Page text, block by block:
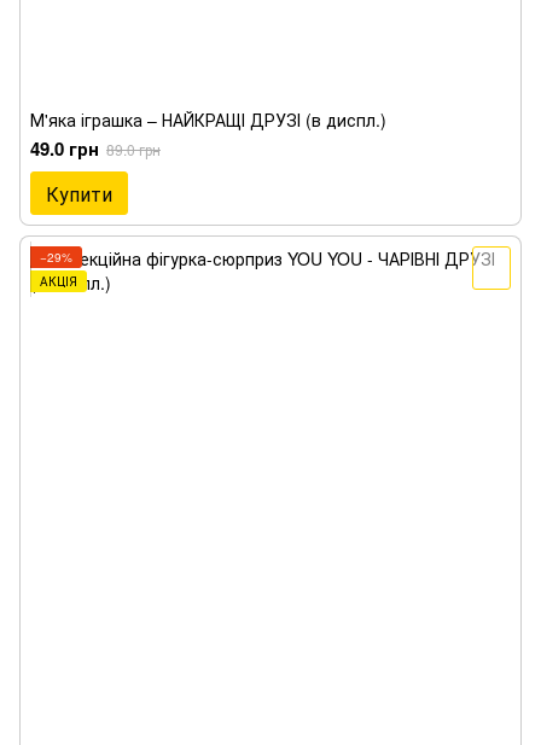
М'яка іграшка – НАЙКРАЩІ ДРУЗІ (в диспл.)
49.0 грн 89.0 грн
Купити
−29%
АКЦІЯ